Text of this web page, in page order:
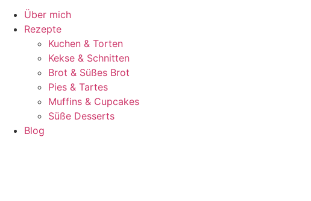
Über mich
Rezepte
Kuchen & Torten
Kekse & Schnitten
Brot & Süßes Brot
Pies & Tartes
Muffins & Cupcakes
Süße Desserts
Blog